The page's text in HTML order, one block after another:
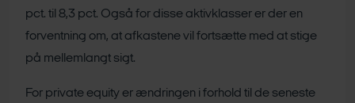
pct. til 8,3 pct. Også for disse aktivklasser er der en
forventning om, at afkastene vil fortsætte med at stige
på mellemlangt sigt.
For private equity er ændringen i forhold til de seneste